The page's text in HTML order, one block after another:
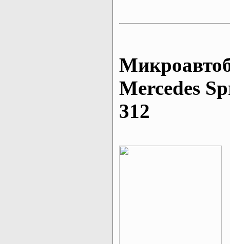
Mеrcedes
312